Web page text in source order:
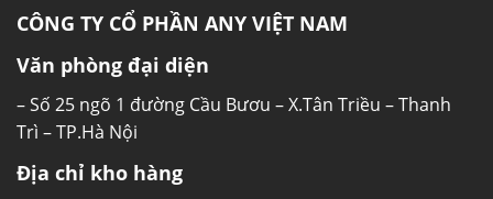
CÔNG TY CỔ PHẦN ANY VIỆT NAM
Văn phòng đại diện
– Số 25 ngõ 1 đường Cầu Bươu – X.Tân Triều – Thanh
Trì – TP.Hà Nội
Địa chỉ kho hàng